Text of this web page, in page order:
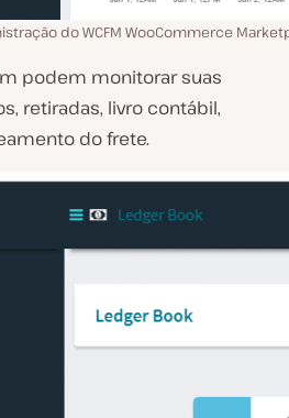
do WCFM WooCommerce
podem monitorar suas
retiradas, livro contábil,
do frete.